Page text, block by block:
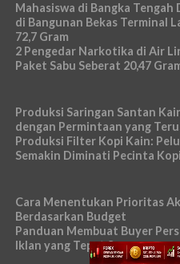
Mahasiswa di Bangka Tengah
di Bangunan Bekas Terminal
72,7 Gram
2 Pengedar Narkotika di Air
Paket Sabu Seberat 20,47
Produksi Saringan Santan
dengan Permintaan yang
Produksi Filter Kopi Kain:
Semakin Diminati Pecinta Kopi
Cara Menentukan Prioritas
Berdasarkan Budget
Panduan Membuat Buyer
Iklan yang Tepat Sasaran